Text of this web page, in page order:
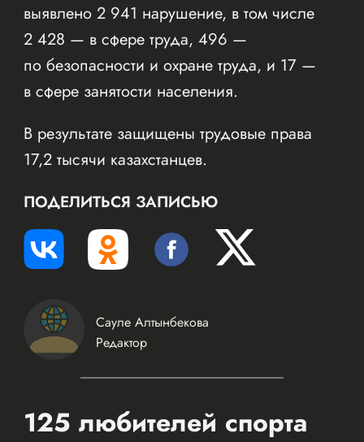
выявлено 2 941 нарушение, в том числе
2 428 — в сфере труда, 496 —
по безопасности и охране труда, и 17 —
в сфере занятости населения.
В результате защищены трудовые права
17,2 тысячи казахстанцев.
ПОДЕЛИТЬСЯ ЗАПИСЬЮ
Сауле Алтынбекова
Редактор
125 любителей спорта